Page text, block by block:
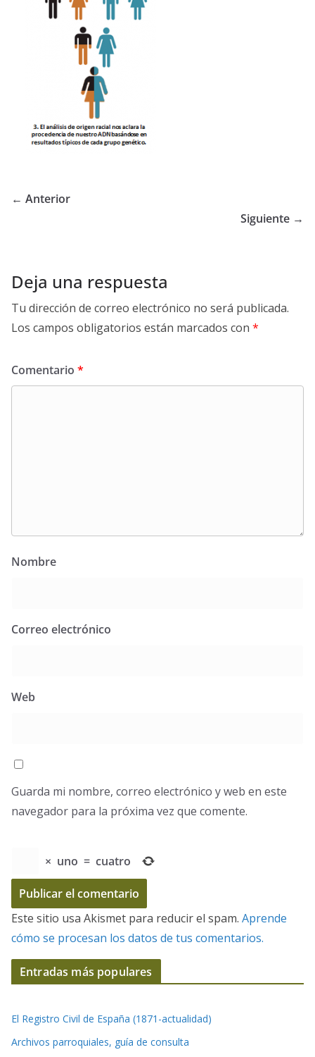
← Anterior
Siguiente →
Deja una respuesta
Tu dirección de correo electrónico no será publicada.
Los campos obligatorios están marcados con *
Comentario *
Nombre
Correo electrónico
Web
Guarda mi nombre, correo electrónico y web en este
navegador para la próxima vez que comente.
× uno = cuatro
Este sitio usa Akismet para reducir el spam. Aprende
cómo se procesan los datos de tus comentarios.
Entradas más populares
El Registro Civil de España (1871-actualidad)
Archivos parroquiales, guía de consulta